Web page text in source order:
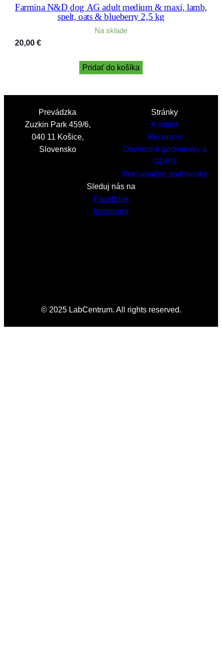
Farmina N&D dog AG adult medium & maxi, lamb,
spelt, oats & blueberry 2,5 kg
Na sklade
20,00 €
Pridať do košíka
Prevádzka
Zuzkin Park 459/6,
040 11 Košice,
Slovensko
Stránky
Kontakt
Recenzie
Obchodné podmienky a
GDPR
Reklamačné podmienky
Sleduj nás na
Facebook
Instagram
© 2025 LabCentrum. All rights reserved.